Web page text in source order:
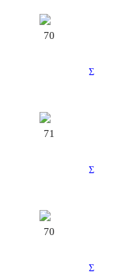
70
Σ
71
Σ
70
Σ